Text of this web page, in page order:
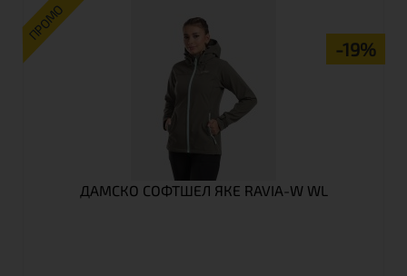
ПРОМО
-19%
ДАМСКО СОФТШЕЛ ЯКЕ RAVIA-W WL